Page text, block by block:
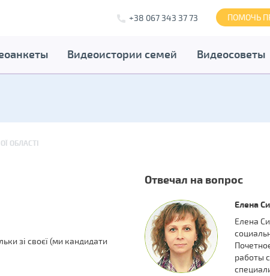
+38 067 343 37 73 ПОМОЧЬ
Видеоистории семей Видеосоветы
ОБЛАСТІ
зі своєї (ми кандидати
Отвечал на вопрос
Елена
Елена
работы